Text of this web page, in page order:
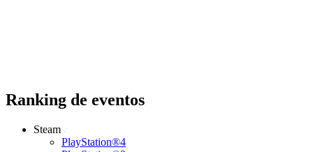
Ranking de eventos
Steam
PlayStation®4